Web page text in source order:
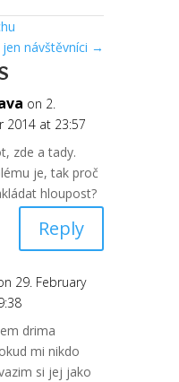
jen návštěvníci →
on 2.
2014 at 23:57
zde a tady.
je, tak proč
hloupost?
Reply
29. February
drima
mi nikdo
si jej jako